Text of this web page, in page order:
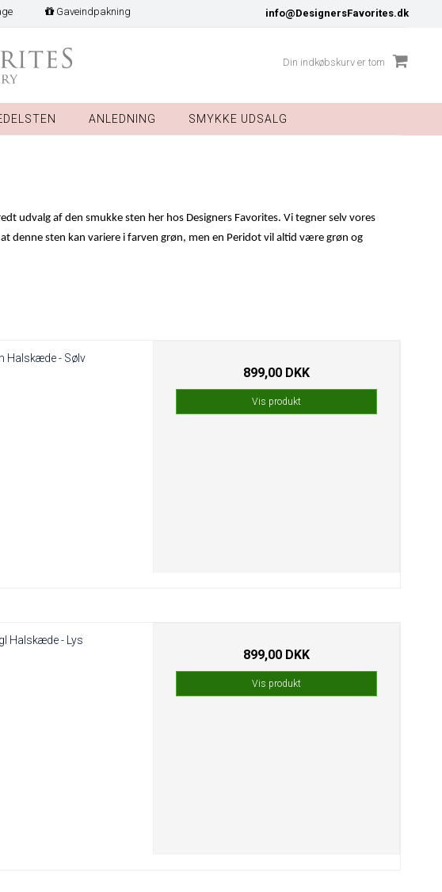
info@DesignersFavorites.dk
Gaveindpakning
Din indkøbskurv er tom
ANLEDNING SMYKKE UDSALG
af den smukke sten her hos Designers Favorites. Vi tegner selv vores
denne sten kan variere i farven grøn, men en Peridot vil altid være grøn og
Halskæde - Sølv
899,00 DKK
Vis produkt
Halskæde - Lys
899,00 DKK
Vis produkt